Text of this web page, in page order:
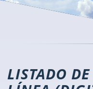
LISTADO